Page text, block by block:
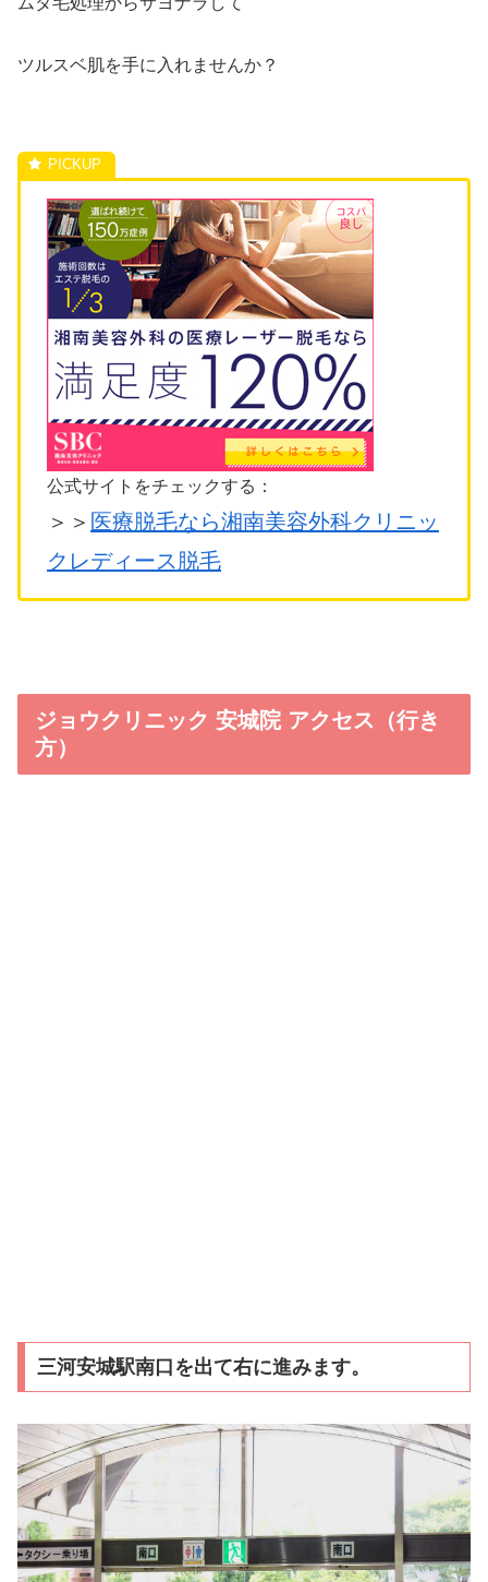
ツルスベ肌を手に入れませんか？
公式サイトをチェックする：
＞＞ 医療脱毛なら湘南美容外科クリニッ
クレディース脱毛
ジョウクリニック 安城院 アクセス（行き
方）
三河安城駅南口を出て右に進みます。